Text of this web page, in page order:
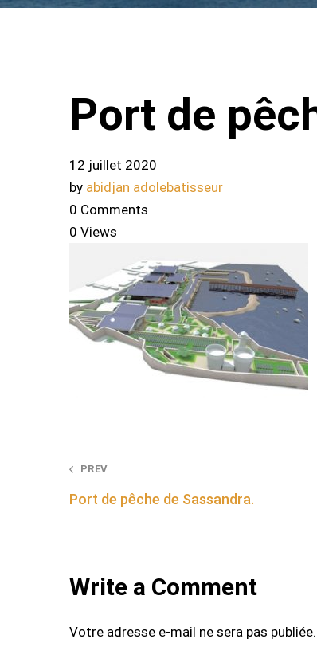
Port de
12 juillet 2020
by abidjan adolebatisseur
0 Comments
0 Views
Post
navigation
PREV
Port de pêche de Sassandra.
Write a Comment
Votre adresse e-mail ne sera pas publiée.